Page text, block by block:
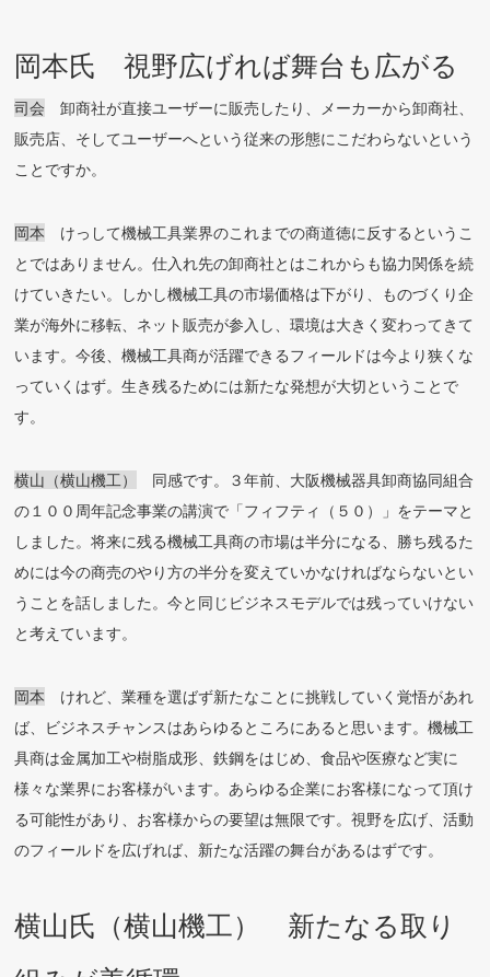
岡本氏 視野広げれば舞台も広がる
司会 卸商社が直接ユーザーに販売したり、メーカーから卸商社、
販売店、そしてユーザーへという従来の形態にこだわらないという
ことですか。
岡本 けっして機械工具業界のこれまでの商道徳に反するというこ
とではありません。仕入れ先の卸商社とはこれからも協力関係を続
けていきたい。しかし機械工具の市場価格は下がり、ものづくり企
業が海外に移転、ネット販売が参入し、環境は大きく変わってきて
います。今後、機械工具商が活躍できるフィールドは今より狭くな
っていくはず。生き残るためには新たな発想が大切ということで
す。
横山（横山機工）
同感です。３年前、大阪機械器具卸商協同組合
の１００周年記念事業の講演で「フィフティ（５０）」をテーマと
しました。将来に残る機械工具商の市場は半分になる、勝ち残るた
めには今の商売のやり方の半分を変えていかなければならないとい
うことを話しました。今と同じビジネスモデルでは残っていけない
と考えています。
岡本 けれど、業種を選ばず新たなことに挑戦していく覚悟があれ
ば、ビジネスチャンスはあらゆるところにあると思います。機械工
具商は金属加工や樹脂成形、鉄鋼をはじめ、食品や医療など実に
様々な業界にお客様がいます。あらゆる企業にお客様になって頂け
る可能性があり、お客様からの要望は無限です。視野を広げ、活動
のフィールドを広げれば、新たな活躍の舞台があるはずです。
横山氏（横山機工） 新たなる取り